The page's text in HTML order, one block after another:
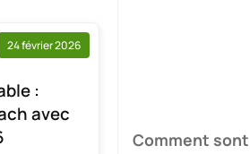
24 février 2026
:
avec
Comment